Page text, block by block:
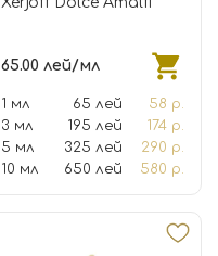
65.00 лей/мл
1 мл 65 лей
58 р.
3 мл
195 лей
174 р.
5 мл
325 лей
290 р.
10 мл
650 лей 580 р.